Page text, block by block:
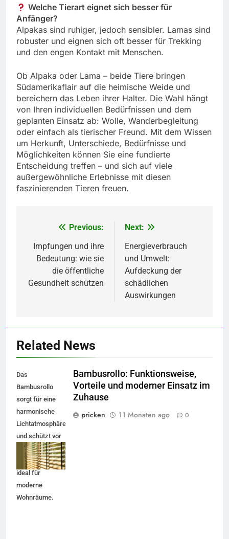
Welche Tierart eignet sich besser für
Anfänger?
Alpakas sind ruhiger, jedoch sensibler. Lamas sind
robuster und eignen sich oft besser für Trekking
und den engen Kontakt mit Menschen.
Ob Alpaka oder Lama – beide Tiere bringen
Südamerikaflair auf die heimische Weide und
bereichern das Leben ihrer Halter. Die Wahl hängt
von Ihren individuellen Bedürfnissen und dem
geplanten Einsatz ab: Wolle, Wanderbegleitung
oder einfach als tierischer Freund. Mit dem Wissen
um Herkunft, Unterschiede, Bedürfnisse und
Möglichkeiten können Sie eine fundierte
Entscheidung treffen – und sich auf viele
außergewöhnliche Erlebnisse mit diesen
faszinierenden Tieren freuen.
Beitragsnavigation
Previous:
Impfungen und ihre
Bedeutung: wie sie
die öffentliche
Gesundheit schützen
Next:
Energieverbrauch
und Umwelt:
Aufdeckung der
schädlichen
Auswirkungen
Related News
Das
Bambusrollo
sorgt für eine
harmonische
Lichtatmosphäre
und schützt vor
direkter
Sonneneinstrahlung,
ideal für
moderne
Wohnräume.
Bambusrollo: Funktionsweise,
Vorteile und moderner Einsatz im
Zuhause
pricken
11 Monaten ago 0